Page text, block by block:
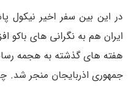
در این بین سفر اخیر نیکول
ایران هم به نگرانی های باکو
هفته های گذشته به هجمه
جمهوری اذربایجان منجر شد.